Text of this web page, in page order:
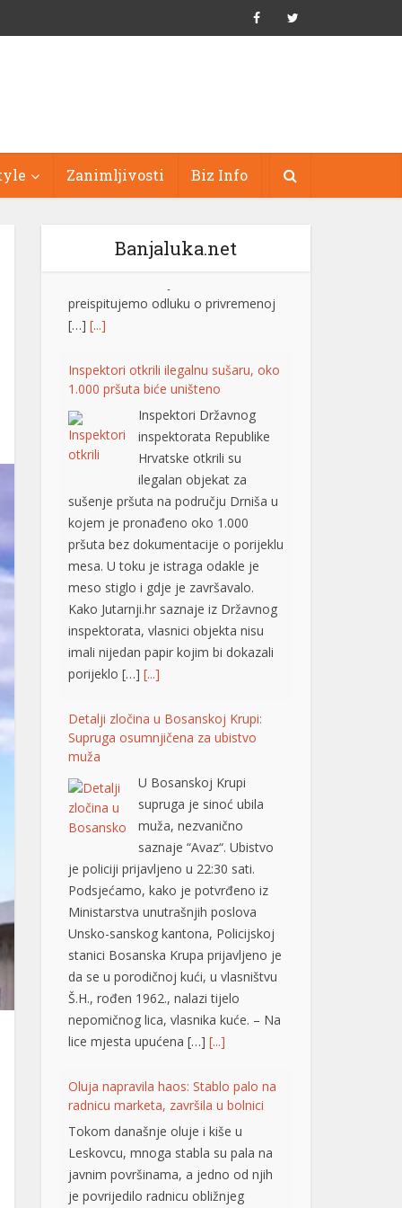
Zanimljivosti Biz Info
Banjaluka.net
Inspektori otkrili ilegalnu sušaru, oko
1.000 pršuta biće uništeno
inspektorata Republike
Hrvatske otkrili su
ilegalan objekat za
sušenje pršuta na području Drniša u
kojem je pronađeno oko 1.000
pršuta bez dokumentacije o porijeklu
mesa. U toku je istraga odakle je
meso stiglo i gdje je završavalo.
Kako Jutarnji.hr saznaje iz Državnog
inspektorata, vlasnici objekta nisu
imali nijedan papir kojim bi dokazali
porijeklo […][...]
Detalji zločina u Bosanskoj Krupi:
Supruga osumnjičena za ubistvo
U Bosanskoj Krupi
supruga je sinoć ubila
saznaje “Avaz“. Ubistvo
je policiji prijavljeno u 22:30 sati.
Podsjećamo, kako je potvrđeno iz
Ministarstva unutrašnjih poslova
Unsko-sanskog kantona, Policijskoj
stanici Bosanska Krupa prijavljeno je
da se u porodičnoj kući, u vlasništvu
Š.H., rođen 1962., nalazi tijelo
nepomičnog lica, vlasnika kuće. – Na
lice mjesta upućena […] [...]
Oluja napravila haos: Stablo palo na
radnicu marketa, završila u bolnici
Leskovcu, mnoga stabla su pala na
javnim površinama, a jedno od njih
je povrijedilo radnicu obližnjeg
marketa na uglu Nikole Skobaljića i
Radničke ulice, potvrđeno je
Jugmedii u Hitnoj pomoći. Riječ je o